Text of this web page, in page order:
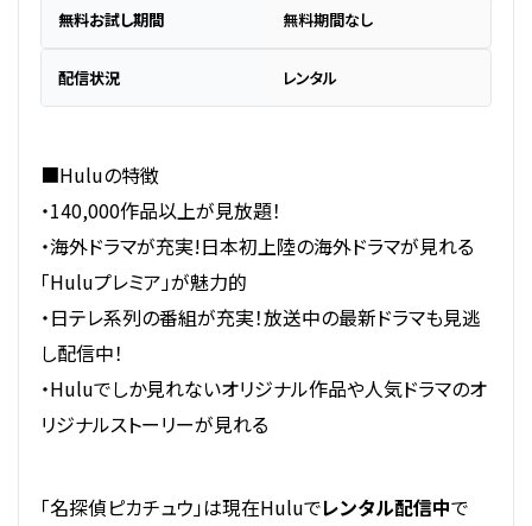
無料お試し期間 無料期間なし
配信状況 レンタル
■Huluの特徴
・140,000作品以上が見放題！
・海外ドラマが充実!日本初上陸の海外ドラマが見れる
「Huluプレミア」が魅力的
・日テレ系列の番組が充実！放送中の最新ドラマも見逃
し配信中！
・Huluでしか見れないオリジナル作品や人気ドラマのオ
リジナルストーリーが見れる
「名探偵ピカチュウ」は現在Huluでレンタル配信中で